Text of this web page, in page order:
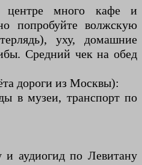
много кафе и
попробуйте волжскую
уху, домашние
Средний чек на обед
дороги из Москвы):
в музеи, транспорт по
и аудиогид по Левитану